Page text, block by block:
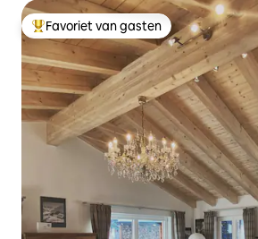
Topfavoriet van gasten
Favoriet van gasten